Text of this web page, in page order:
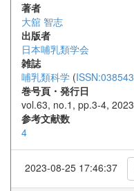
著者
大舘 智志
出版者
日本哺乳類学会
雑誌
哺乳類科学 (
巻号頁・発行日
vol.63, no.1, pp.3-4,
参考文献数
4
2023-08-25 17:46:37